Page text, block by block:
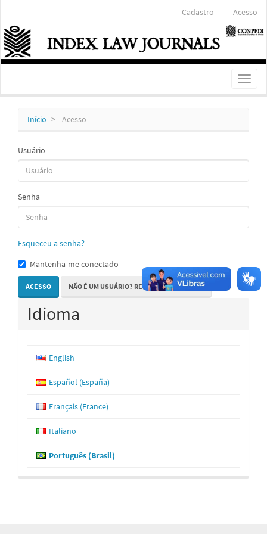
Conteúdo
principal
Barra
Lateral
Cadastro Acesso
Toggle
Início Acesso
Usuário
Senha
Esqueceu a senha?
Mantenha-me conectado
ACESSO NÃO É UM USUÁRIO? REGISTRE-SE NO SITE
Idioma
English
Español (España)
Français (France)
Italiano
Português (Brasil)